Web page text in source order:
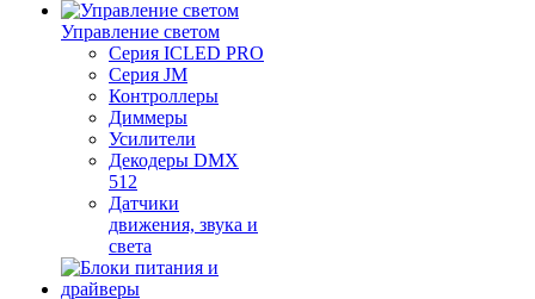
Управление светом
Серия ICLED PRO
Серия JM
Контроллеры
Диммеры
Усилители
Декодеры DMX
512
Датчики
движения, звука и
света